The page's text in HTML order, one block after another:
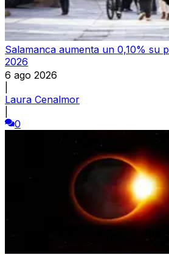
Salamanca aumenta un 0,10% su
2026
6 ago 2026
Laura Cenalmor
0